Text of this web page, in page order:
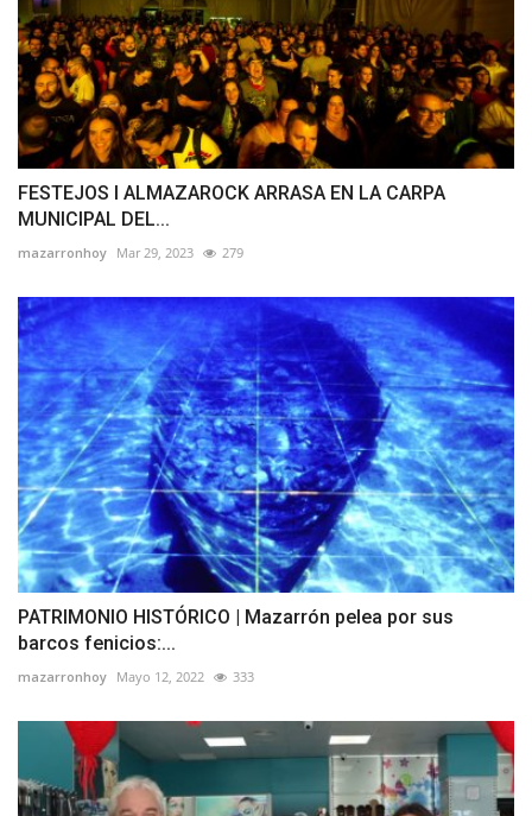
FESTEJOS I ALMAZAROCK ARRASA EN LA CARPA
MUNICIPAL DEL...
mazarronhoy Mar 29, 2023 279
PATRIMONIO HISTÓRICO | Mazarrón pelea por sus
barcos fenicios:...
mazarronhoy Mayo 12, 2022 333